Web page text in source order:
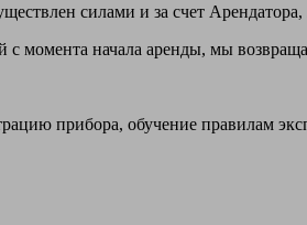
силами и за счет
с момента начала аренды, мы
прибора, обучение правилам